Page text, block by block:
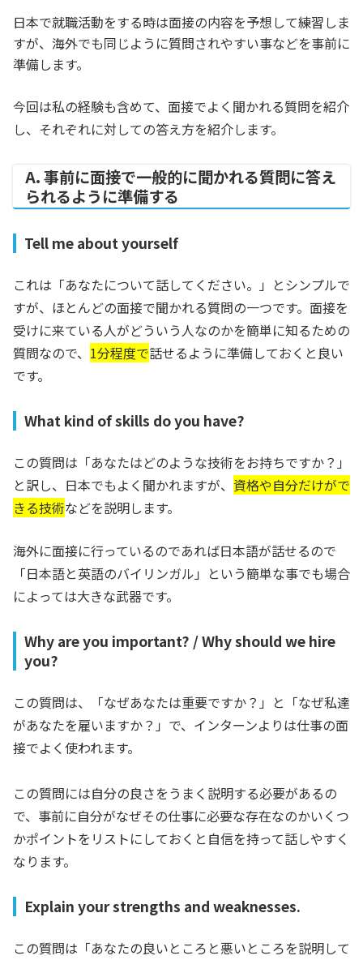
日本で就職活動をする時は面接の内容を予想して練習しま
すが、海外でも同じように質問されやすい事などを事前に
準備します。
今回は私の経験も含めて、面接でよく聞かれる質問を紹介
し、それぞれに対しての答え方を紹介します。
A. 事前に面接で一般的に聞かれる質問に答え
られるように準備する
Tell me about yourself
これは「あなたについて話してください。」とシンプルで
すが、ほとんどの面接で聞かれる質問の一つです。面接を
受けに来ている人がどういう人なのかを簡単に知るための
質問なので、 1分程度で話せるように準備しておくと良い
です。
What kind of skills do you have?
この質問は「あなたはどのような技術をお持ちですか？」
と訳し、日本でもよく聞かれますが、 資格や自分だけがで
きる技術などを説明します。
海外に面接に行っているのであれば日本語が話せるので
「日本語と英語のバイリンガル」という簡単な事でも場合
によっては大きな武器です。
Why are you important? / Why should we hire
you?
この質問は、「なぜあなたは重要ですか？」と「なぜ私達
があなたを雇いますか？」で、インターンよりは仕事の面
接でよく使われます。
この質問には自分の良さをうまく説明する必要があるの
で、事前に自分がなぜその仕事に必要な存在なのかいくつ
かポイントをリストにしておくと自信を持って話しやすく
なります。
Explain your strengths and weaknesses.
この質問は「あなたの良いところと悪いところを説明して